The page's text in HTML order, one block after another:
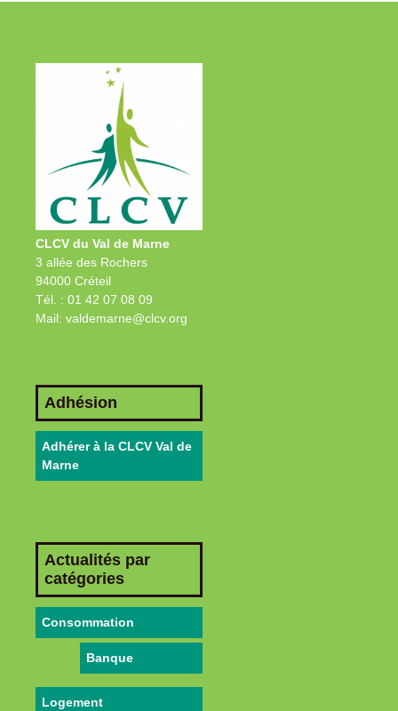
CLCV du Val de Marne
3 allée des Rochers
94000 Créteil
Tél. : 01 42 07 08 09
Mail: valdemarne@clcv.org
Adhésion
Adhérer à la CLCV Val de
Marne
Actualités par
catégories
Consommation
Banque
Logement